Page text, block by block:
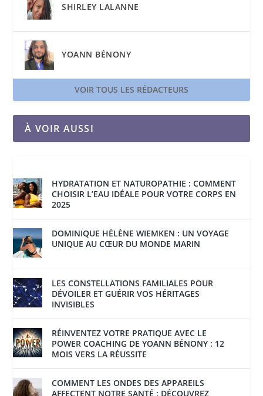
SHIRLEY LALANNE
YOANN BÉNONY
VOIR TOUS LES RÉDACTEURS
À VOIR AUSSI
HYDRATATION ET NATUROPATHIE : COMMENT
CHOISIR L’EAU IDÉALE POUR VOTRE CORPS EN
2025
DOMINIQUE HÉLÈNE WIEMKEN : UN VOYAGE
UNIQUE AU CŒUR DU MONDE MARIN
LES CONSTELLATIONS FAMILIALES POUR
DÉVOILER ET GUÉRIR VOS HÉRITAGES
INVISIBLES
RÉINVENTEZ VOTRE PRATIQUE AVEC LE
POWER COACHING DE YOANN BÉNONY : 12
MOIS VERS LA RÉUSSITE
COMMENT LES ONDES DES APPAREILS
AFFECTENT NOTRE SANTÉ : DÉCOUVREZ